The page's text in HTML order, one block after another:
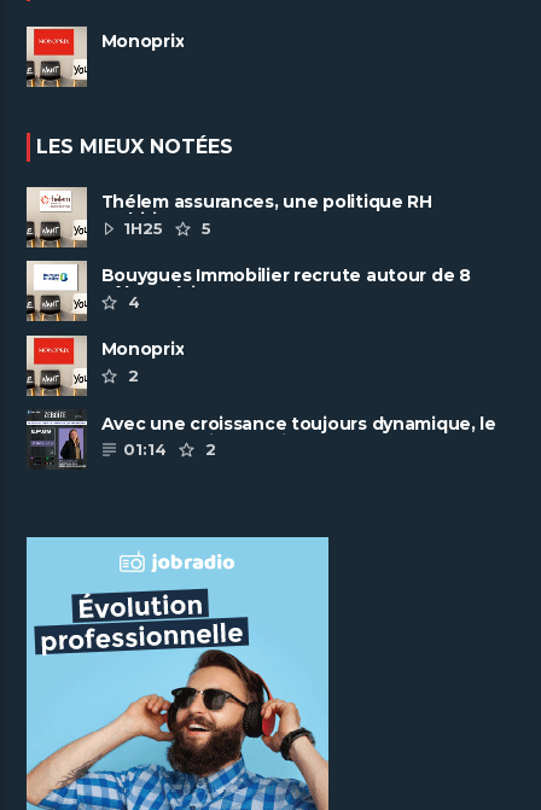
Monoprix
LES MIEUX NOTÉES
Thélem assurances, une politique RH
ambitieuse
1H25 5
Bouygues Immobilier recrute autour de 8
pôles métiers
4
Monoprix
2
Avec une croissance toujours dynamique, le
groupe Scalian continue de ......
01:14 2